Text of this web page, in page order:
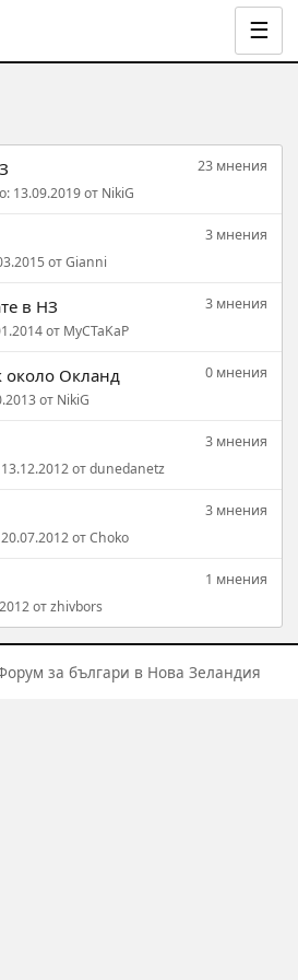
☰
23 мнения
13.09.2019 от NikiG
3 мнения
от Gianni
в НЗ
3 мнения
от MyCTaKaP
около Окланд
0 мнения
от NikiG
3 мнения
13.12.2012 от dunedanetz
3 мнения
от Choko
1 мнения
от zhivbors
за българи в Нова Зеландия